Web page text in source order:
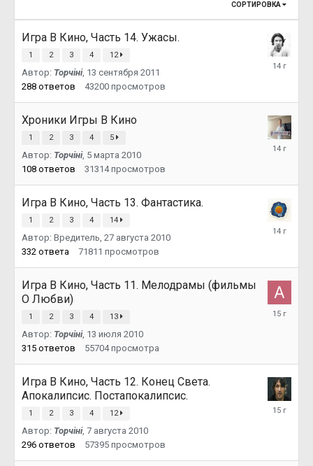
СОРТИРОВКА
Игра В Кино, Часть 14. Ужасы.
1 2 3 4 12
Автор: Topчiнi, 13 сентября 2011
288 ответов 43200 просмотров
16
Хроники Игры В Кино
1 2 3 4 5
Автор: Topчiнi, 5 марта 2010
108 ответов 31314 просмотров
Игра В Кино, Часть 13. Фантастика.
1 2 3 4 14
Автор: Вредитель, 27 августа 2010
332 ответа 71811 просмотров
15
Игра В Кино, Часть 11. Мелодрамы (фильмы
О Любви)
1 2 3 4 13
Автор: Topчiнi, 13 июля 2010
315 ответов 55704 просмотра
Игра В Кино, Часть 12. Конец Света.
Апокалипсис. Постапокалипсис.
1 2 3 4 12
Автор: Topчiнi, 7 августа 2010
296 ответов 57395 просмотров
28